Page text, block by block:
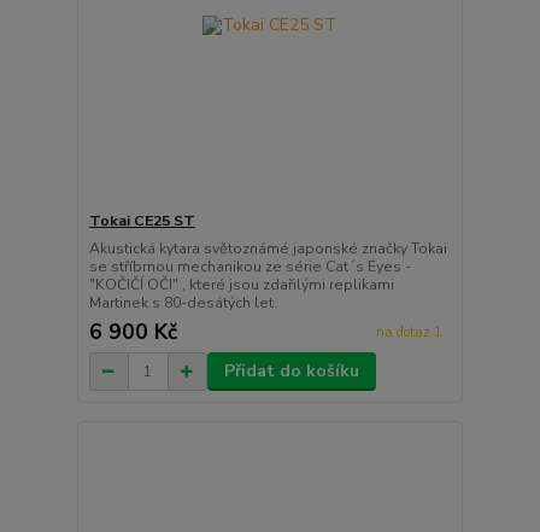
Tokai CE25 ST
Akustická kytara světoznámé japonské značky Tokai
se stříbrnou mechanikou ze série Cat´s Eyes -
"KOČIČÍ OČI" , které jsou zdařilými replikami
Martinek s 80-desátých let.
6 900 Kč na dotaz 1
Přidat do košíku